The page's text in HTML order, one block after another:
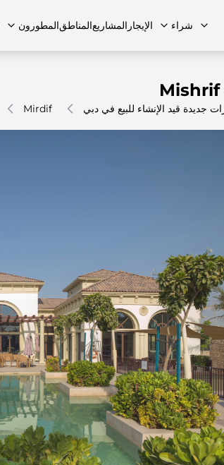
شراء الإيجار المشاريعالمناطقالمطورون
جديدة قيد الإنشاء للبيع في دبي Mirdif